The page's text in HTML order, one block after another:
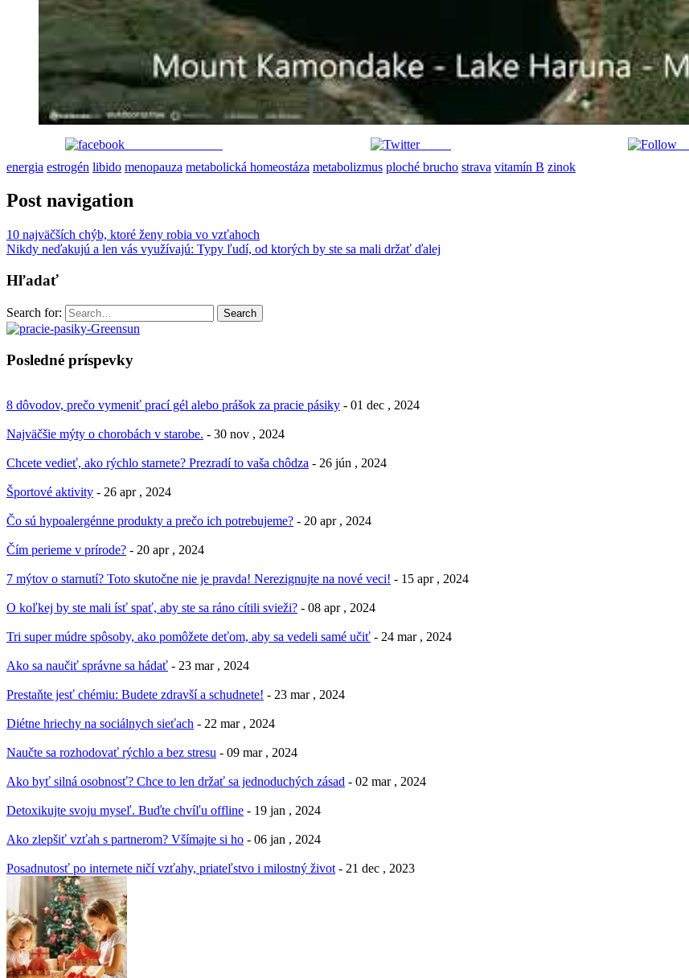
Tweet
energia estrogén libido menopauza metabolická homeostáza metabolizmus ploché brucho strava vitamín B zinok
Post navigation
10 najväčších chýb, ktoré ženy robia vo vzťahoch
Nikdy neďakujú a len vás využívajú: Typy ľudí, od ktorých by ste sa mali držať ďalej
Hľadať
Search for: Search
Posledné príspevky
8 dôvodov, prečo vymeniť prací gél alebo prášok za pracie pásiky - 01 dec , 2024
Najväčšie mýty o chorobách v starobe. - 30 nov , 2024
Chcete vedieť, ako rýchlo starnete? Prezradí to vaša chôdza - 26 jún , 2024
Športové aktivity - 26 apr , 2024
Čo sú hypoalergénne produkty a prečo ich potrebujeme? - 20 apr , 2024
Čím perieme v prírode? - 20 apr , 2024
7 mýtov o starnutí? Toto skutočne nie je pravda! Nerezignujte na nové veci! - 15 apr , 2024
O koľkej by ste mali ísť spať, aby ste sa ráno cítili svieži? - 08 apr , 2024
Tri super múdre spôsoby, ako pomôžete deťom, aby sa vedeli samé učiť - 24 mar , 2024
Ako sa naučiť správne sa hádať - 23 mar , 2024
Prestaňte jesť chémiu: Budete zdravší a schudnete! - 23 mar , 2024
Diétne hriechy na sociálnych sieťach - 22 mar , 2024
Naučte sa rozhodovať rýchlo a bez stresu - 09 mar , 2024
Ako byť silná osobnosť? Chce to len držať sa jednoduchých zásad - 02 mar , 2024
Detoxikujte svoju myseľ. Buďte chvíľu offline - 19 jan , 2024
Ako zlepšiť vzťah s partnerom? Všímajte si ho - 06 jan , 2024
Posadnutosť po internete ničí vzťahy, priateľstvo i milostný život - 21 dec , 2023